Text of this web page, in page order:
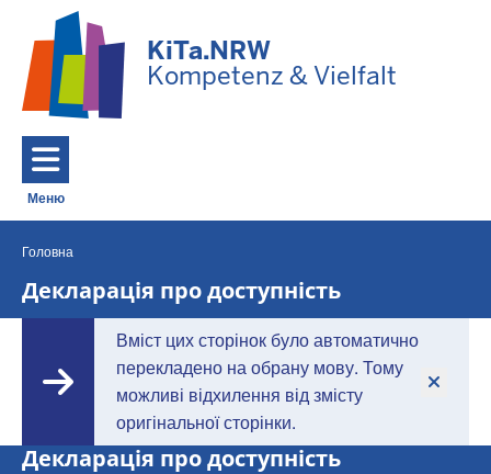
KiTa.NRW
Kompetenz & Vielfalt
Меню
Toggle navigation: Головне Меню
Ви
знаходитесь
Головна
Декларація про доступність
Вміст цих сторінок було автоматично
перекладено на обрану мову. Тому
можливі відхилення від змісту
оригінальної сторінки.
Декларація про доступність